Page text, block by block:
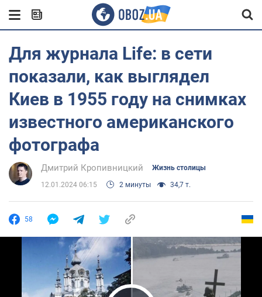
Для журнала Life: в сети
показали, как выглядел
Киев в 1955 году на снимках
известного американского
фотографа
Дмитрий Кропивницкий Жизнь столицы
12.01.2024 06:15 2 минуты 34,7 т.
58